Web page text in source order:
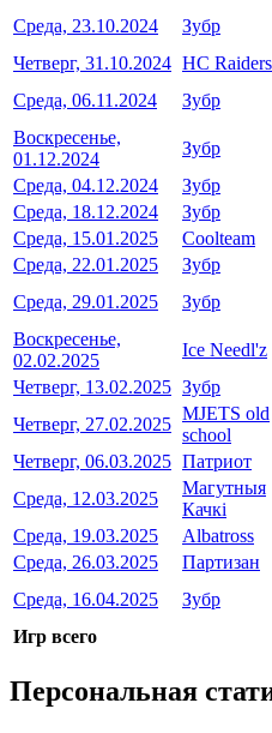
Среда, 23.10.2024
Зубр
Четверг, 31.10.2024 HC
Среда, 06.11.2024
Зубр
Воскресенье,
01.12.2024
Зубр
Среда, 04.12.2024
Зубр
Среда, 18.12.2024
Зубр
Среда, 15.01.2025
Coolteam
Среда, 22.01.2025
Зубр
Среда, 29.01.2025
Зубр
Воскресенье,
02.02.2025
Ice Needl'z
Четверг, 13.02.2025 Зубр
Четверг, 27.02.2025
MJETS old
school
Четверг, 06.03.2025 Патриот
Среда, 12.03.2025
Магутныя
Качкі
Среда, 19.03.2025
Albatross
Среда, 26.03.2025
Партизан
Среда, 16.04.2025
Зубр
Игр всего
Персональная